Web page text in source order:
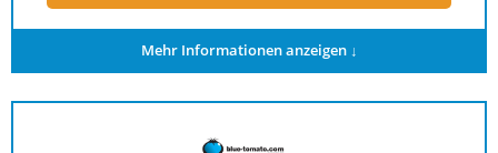
Mehr Informationen anzeigen ↓